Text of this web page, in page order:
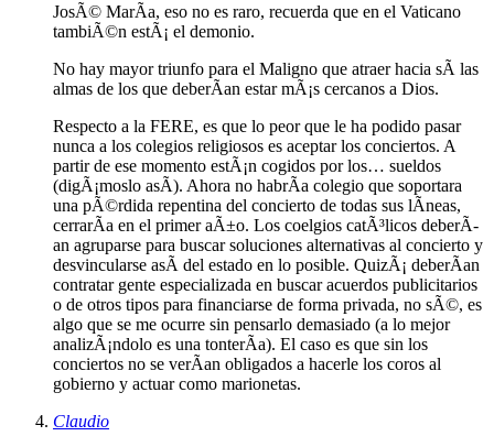
JosÃ© MarÃ­a, eso no es raro, recuerda que en el Vaticano
tambiÃ©n estÃ¡ el demonio.
No hay mayor triunfo para el Maligno que atraer hacia sÃ­ las
almas de los que deberÃ­an estar mÃ¡s cercanos a Dios.
Respecto a la FERE, es que lo peor que le ha podido pasar
nunca a los colegios religiosos es aceptar los conciertos. A
partir de ese momento estÃ¡n cogidos por los… sueldos
(digÃ¡moslo asÃ­). Ahora no habrÃ­a colegio que soportara
una pÃ©rdida repentina del concierto de todas sus lÃ­neas,
cerrarÃ­a en el primer aÃ±o. Los coelgios catÃ³licos deberÃ­
an agruparse para buscar soluciones alternativas al concierto y
desvincularse asÃ­ del estado en lo posible. QuizÃ¡ deberÃ­an
contratar gente especializada en buscar acuerdos publicitarios
o de otros tipos para financiarse de forma privada, no sÃ©, es
algo que se me ocurre sin pensarlo demasiado (a lo mejor
analizÃ¡ndolo es una tonterÃ­a). El caso es que sin los
conciertos no se verÃ­an obligados a hacerle los coros al
gobierno y actuar como marionetas.
Claudio